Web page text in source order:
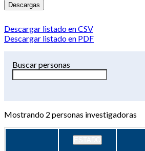
Descargas
Descargar listado en CSV
Descargar listado en PDF
Buscar personas
Mostrando 2 personas investigadoras